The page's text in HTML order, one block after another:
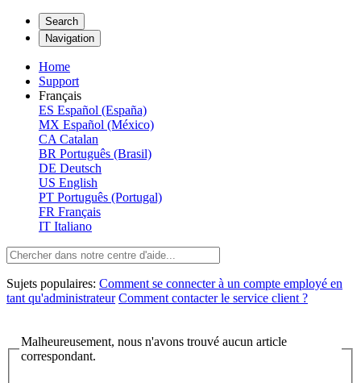
Search
Navigation
Home
Support
Français
ES Español (España)
MX Español (México)
CA Catalan
BR Português (Brasil)
DE Deutsch
US English
PT Português (Portugal)
FR Français
IT Italiano
Sujets populaires: Comment se connecter à un compte employé en
tant qu'administrateur Comment contacter le service client ?
Malheureusement, nous n'avons trouvé aucun article
correspondant.